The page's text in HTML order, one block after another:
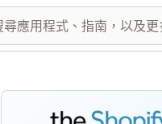
主要圖片圖庫